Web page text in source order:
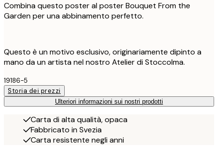
Combina questo poster al poster Bouquet From the
Garden per una abbinamento perfetto.
Questo è un motivo esclusivo, originariamente dipinto a
mano da un artista nel nostro Atelier di Stoccolma.
19186-5
Storia dei prezzi
Ulteriori informazioni sui nostri prodotti
Carta di alta qualità, opaca
Fabbricato in Svezia
Carta resistente negli anni